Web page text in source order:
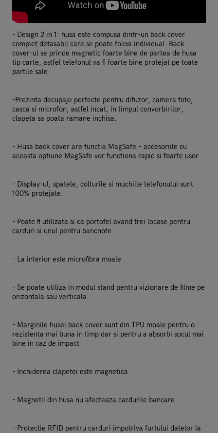
- Design 2 in 1: husa este compusa dintr-un back cover
complet detasabil care se poate folosi individual. Back
cover-ul se prinde magnetic foarte bine de partea de husa
tip carte, astfel telefonul va fi foarte bine protejat pe toate
partile sale.
-Prezinta decupaje perfecte pentru difuzor, camera foto,
casca si microfon, astfel incat, in timpul convorbirilor,
clapeta sa poata ramane inchisa.
- Husa back cover are functia MagSafe – accesoriile cu
aceasta optiune MagSafe vor functiona rapid si foarte usor
- Display-ul, spatele, colturile si muchiile telefonului sunt
100% protejate.
- Poate fi utilizata si ca portofel avand trei locase pentru
carduri si unul pentru bancnote
- La interior este microfibra moale
- Se poate utiliza in modul stand pentru vizionare de filme pe
orizontala sau verticala
- Marginile husei back cover sunt din TPU moale pentru o
rezistenta mai buna in timp dar si pentru a absorbi socul mai
bine in caz de impact
- Inchiderea clapetei este magnetica
- Magnetii din husa nu afecteaza cardurile bancare
- Protectie RFID pentru carduri impotriva furtului datelor la